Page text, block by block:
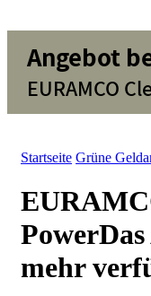
Angebot
EURAMCO
Startseite Grüne
Power
mehr